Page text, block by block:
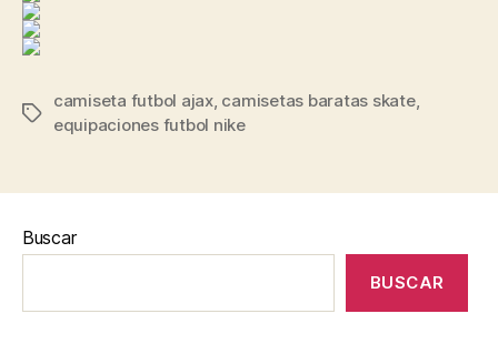
Etiquetas
camiseta futbol ajax, camisetas baratas skate,
equipaciones futbol nike
Buscar
BUSCAR